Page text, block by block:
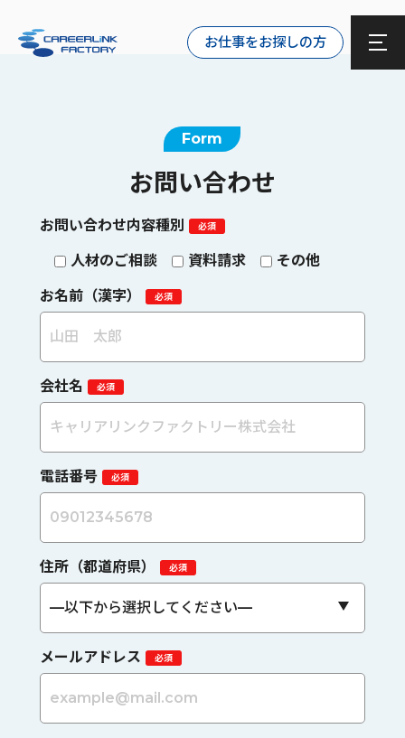
お仕事をお探しの方
Form
お問い合わせ
お問い合わせ内容種別
人材のご相談 資料請求 その他
お名前（漢字）
会社名
電話番号
住所（都道府県）
メールアドレス